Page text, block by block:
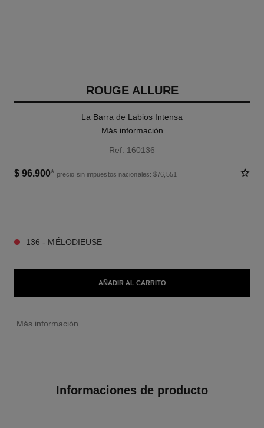
ROUGE ALLURE
La Barra de Labios Intensa
Más información
Ref. 160136
$ 96.900* precio sin impuestos nacionales: $76,551
136 - MÉLODIEUSE
AÑADIR AL CARRITO
↩
Más información
Informaciones de producto